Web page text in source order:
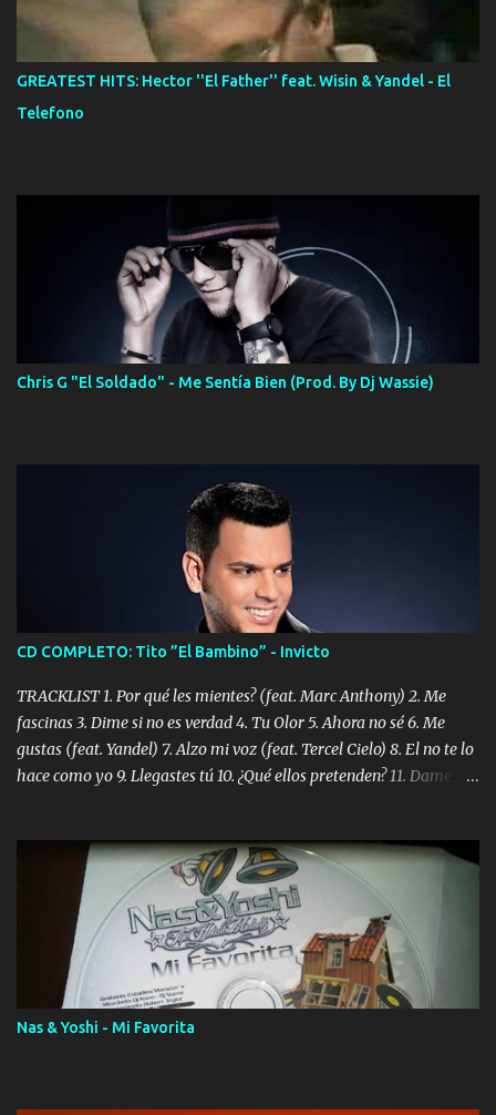
GREATEST HITS: Hector ''El Father'' feat. Wisin & Yandel - El
Telefono
Chris G "El Soldado" - Me Sentía Bien (Prod. By Dj Wassie)
CD COMPLETO: Tito ”El Bambino” - Invicto
TRACKLIST 1. Por qué les mientes? (feat. Marc Anthony) 2. Me
fascinas 3. Dime si no es verdad 4. Tu Olor 5. Ahora no sé 6. Me
gustas (feat. Yandel) 7. Alzo mi voz (feat. Tercel Cielo) 8. El no te lo
hace como yo 9. Llegastes tú 10. ¿Qué ellos pretenden? 11. Dame la
Digital Booklet – Invicto ----------------------------- Nota:
Album proposto al massimo della qualità in formato iTunes Plus
AAC M4A; comprato su iTunes e a disposizione vostra per il
download. REGGAETON ITALIA Nosotros Somos Los Del
Momento!
Nas & Yoshi - Mi Favorita